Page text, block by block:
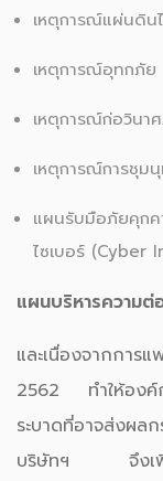
เหตุการณ์แผ่นดิน
เหตุการณ์อุทกภัย
เหตุการณ์ก่อวินา
เหตุการณ์การชุม
แผนรับมือภัยคุก
ไซเบอร์ (Cyber
แผนบริหารความ
และเนื่องจากการ
2562 ทำให้องค์ก
ระบาดที่อาจส่งผล
บริษัทฯ จึงเพิ่มเ